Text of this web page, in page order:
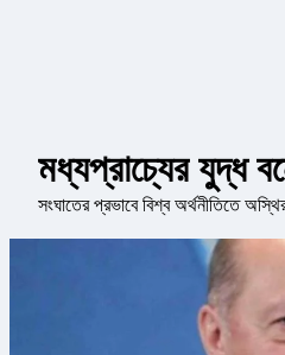
মধ্যপ্রাচ্যের যুদ্ধ
সংঘাতের প্রভাবে বিশ্ব অর্থনীতিতে